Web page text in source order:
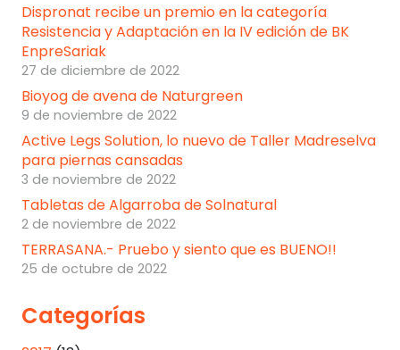
Dispronat recibe un premio en la categoría
Resistencia y Adaptación en la IV edición de BK
EnpreSariak
27 de diciembre de 2022
Bioyog de avena de Naturgreen
9 de noviembre de 2022
Active Legs Solution, lo nuevo de Taller Madreselva
para piernas cansadas
3 de noviembre de 2022
Tabletas de Algarroba de Solnatural
2 de noviembre de 2022
TERRASANA.- Pruebo y siento que es BUENO!!
25 de octubre de 2022
Categorías